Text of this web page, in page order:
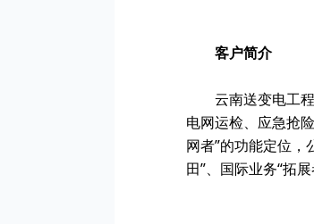
客户简介
云南送变电工
电网运检、应急抢
网者”的功能定位，
田”、国际业务“拓展